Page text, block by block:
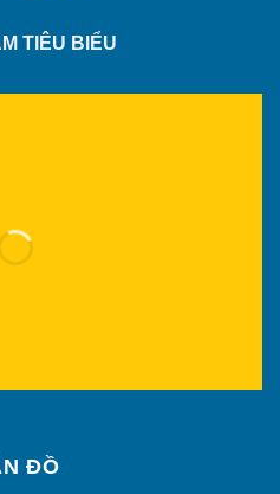
TIÊU BIỂU
ĐỒ